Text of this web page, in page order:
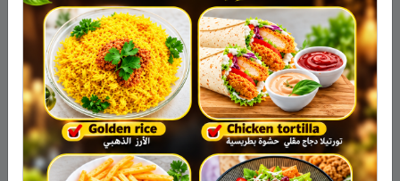
أحدث التعليقات
نبيه عويداتعلى
تخريج 14 نحالاً جديداً في الجولان بإشراف
جمعية نحالي الحرمون
عزاتعلى
تخريج 14 نحالاً جديداً في الجولان بإشراف
جمعية نحالي الحرمون
عقاب ابو شاهينعلىالجولاني هادي أبو رافع ينجح في
تسلق قمة مون بلان ويقود فريقاً إلى أعلى نقطة في أوروبا